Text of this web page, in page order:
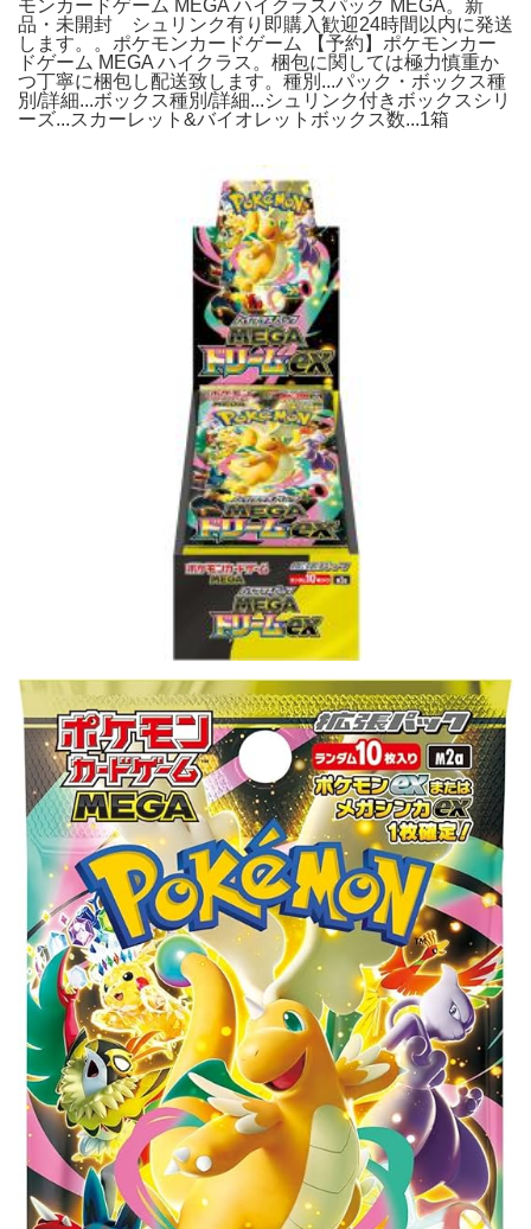
モンカードゲーム MEGA ハイクラスパック MEGA。新
品・未開封 シュリンク有り即購入歓迎24時間以内に発送
します。。ポケモンカードゲーム 【予約】ポケモンカー
ドゲーム MEGA ハイクラス。梱包に関しては極力慎重か
つ丁寧に梱包し配送致します。種別...パック・ボックス種
別/詳細...ボックス種別/詳細...シュリンク付きボックスシリ
ーズ...スカーレット&バイオレットボックス数...1箱